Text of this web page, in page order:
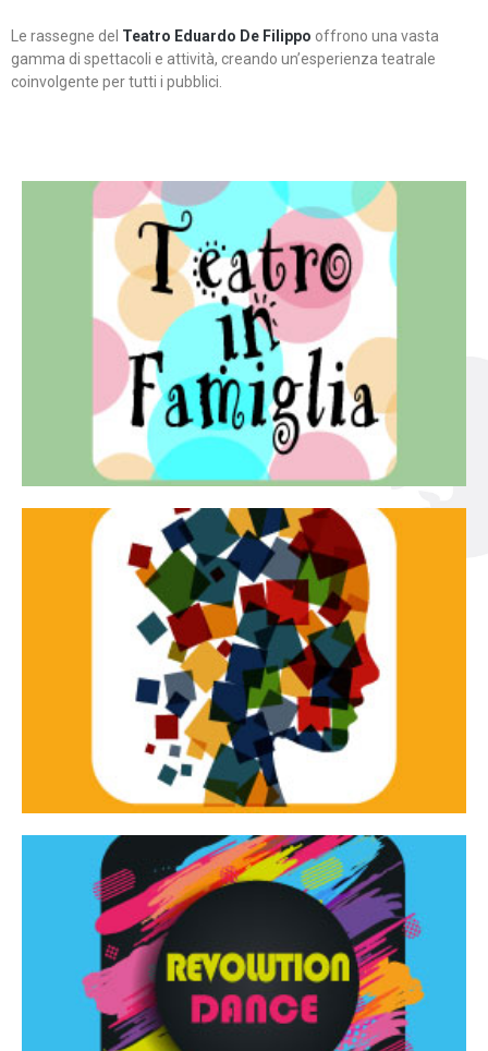
Le rassegne del Teatro Eduardo De Filippo offrono una vasta
gamma di spettacoli e attività, creando un’esperienza teatrale
coinvolgente per tutti i pubblici.
Teatro in famiglia
Teatro In Famiglia è una rassegna di teatro concepita
per far condividere e godere del teatro all’intera
famiglia.
Continua
Tracce dinamiche
Tracce Dinamiche è una rassegna di teatro
d’innovazione e sperimentale.
Continua
Revolution Dance
Rassegna di danza contemporanea – I Edizione